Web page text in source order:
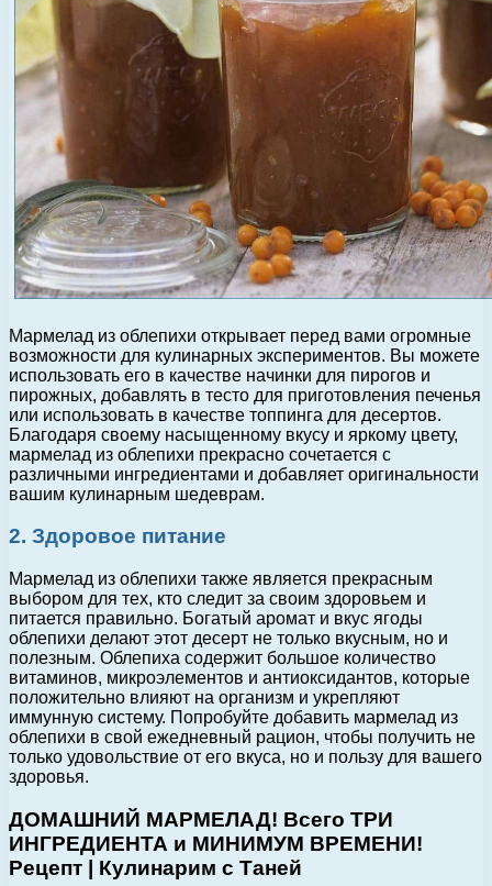
Мармелад из облепихи открывает перед вами огромные
возможности для кулинарных экспериментов. Вы можете
использовать его в качестве начинки для пирогов и
пирожных, добавлять в тесто для приготовления печенья
или использовать в качестве топпинга для десертов.
Благодаря своему насыщенному вкусу и яркому цвету,
мармелад из облепихи прекрасно сочетается с
различными ингредиентами и добавляет оригинальности
вашим кулинарным шедеврам.
2. Здоровое питание
Мармелад из облепихи также является прекрасным
выбором для тех, кто следит за своим здоровьем и
питается правильно. Богатый аромат и вкус ягоды
облепихи делают этот десерт не только вкусным, но и
полезным. Облепиха содержит большое количество
витаминов, микроэлементов и антиоксидантов, которые
положительно влияют на организм и укрепляют
иммунную систему. Попробуйте добавить мармелад из
облепихи в свой ежедневный рацион, чтобы получить не
только удовольствие от его вкуса, но и пользу для вашего
здоровья.
ДОМАШНИЙ МАРМЕЛАД! Всего ТРИ
ИНГРЕДИЕНТА и МИНИМУМ ВРЕМЕНИ!
Рецепт | Кулинарим с Таней